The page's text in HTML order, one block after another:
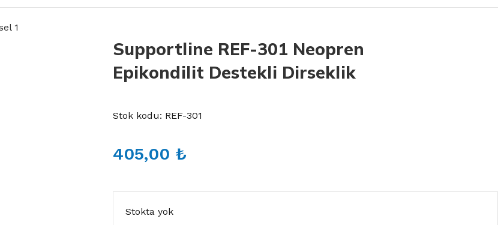
Supportline REF-301 Neopren
Epikondilit Destekli Dirseklik
Stok kodu: REF-301
405,00 ₺
Stokta yok